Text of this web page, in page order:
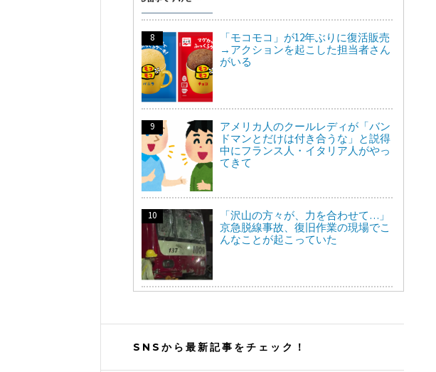
「モコモコ」が12年ぶりに復活販売
→アクションを起こした担当者さん
がいる
アメリカ人のクールレディが「バン
ドマンとだけは付き合うな」と説得
中にフランス人・イタリア人がやっ
てきて
「沢山の方々が、力を合わせて…」
京急脱線事故、復旧作業の現場でこ
んなことが起こっていた
SNSから最新記事をチェック！